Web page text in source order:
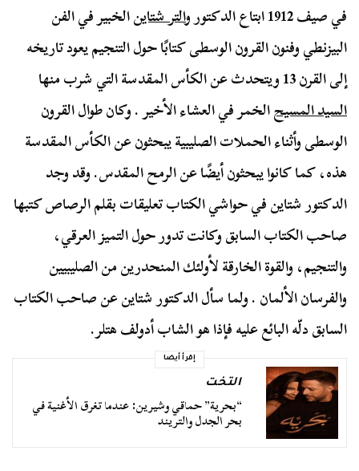
في صيف 1912 ابتاع الدكتور
والتر شتاينالخبير في الفن
البيزنطي وفنون القرون الوسطى كتابًا حول التنجيم يعود تاريخه
إلى القرن 13 ويتحدث عن الكأس المقدسة التي شرب منها
السيد المسيحالخمر في العشاء الأخير . وكان طوال القرون
الوسطى وأثناء الحملات الصليبية يبحثون عن الكأس المقدسة
هذه، كما كانوا يبحثون أيضًا عن الرمح المقدس. وقد وجد
الدكتور شتاين في حواشي الكتاب تعليقات بقلم الرصاص كتبها
صاحب الكتاب السابق وكانت تدور حول التميز العرقي،
والتنجيم، والقوة الخارقة لأولئك المنحدرين من الصليبيين
والفرسان الألمان . ولما سأل الدكتور شتاين عن صاحب الكتاب
السابق دلّه البائع عليه فإذا هو الشاب أدولف هتلر.
إقرأ أيضا
التخت
“بحرية” حماقي وشيرين: عندما تغرق الأغنية في
بحر الجدل والتريند